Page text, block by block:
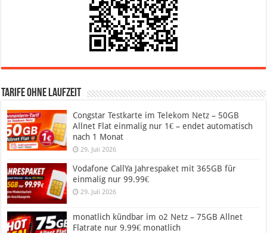
Tarife ohne Laufzeit
Congstar Testkarte im Telekom Netz – 50GB
Allnet Flat einmalig nur 1€ – endet automatisch
nach 1 Monat
29. Juli 2026
Vodafone CallYa Jahrespaket mit 365GB für
einmalig nur 99.99€
29. Juli 2026
monatlich kündbar im o2 Netz – 75GB Allnet
Flatrate nur 9.99€ monatlich